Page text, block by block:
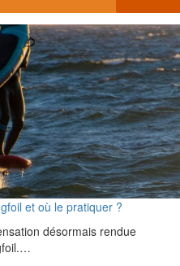
et où le pratiquer ?
désormais rendue